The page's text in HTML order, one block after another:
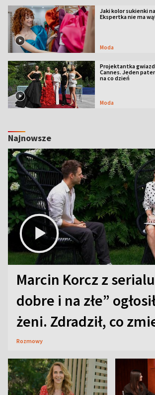
Jaki kolor sukienki
Ekspertka nie ma
Moda
Projektantka
Cannes. Jeden
na co dzień
Moda
Najnowsze
Marcin Korcz z
dobre i na złe”
żeni. Zdradził, co
Rozmowy